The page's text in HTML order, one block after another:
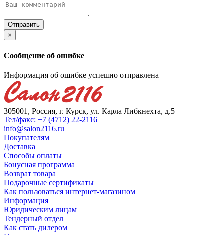
×
Сообщение об ошибке
Информация об ошибке успешно отправлена
305001, Россия, г. Курск, ул. Карла Либкнехта, д.5
Тел/факс: +7 (4712) 22-2116
info@salon2116.ru
Покупателям
Доставка
Способы оплаты
Бонусная программа
Возврат товара
Подарочные сертификаты
Как пользоваться интернет-магазином
Информация
Юридическим лицам
Тендерный отдел
Как стать дилером